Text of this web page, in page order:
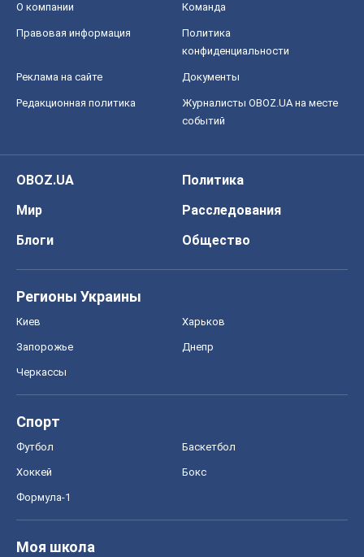
О компании Команда
Правовая информация
Политика
конфиденциальности
Реклама на сайте Документы
Редакционная политика
Журналисты OBOZ.UA на месте
событий
OBOZ.UA
Политика
Мир
Расследования
Блоги
Общество
Регионы Украины
Киев Харьков
Запорожье Днепр
Черкассы
Спорт
Футбол Баскетбол
Хоккей Бокс
Формула-1
Моя школа